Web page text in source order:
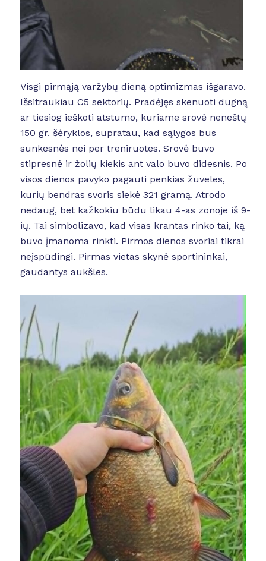
Visgi pirmąją varžybų dieną optimizmas išgaravo.
Išsitraukiau C5 sektorių. Pradėjęs skenuoti dugną
ar tiesiog ieškoti atstumo, kuriame srovė neneštų
150 gr. šėryklos, supratau, kad sąlygos bus
sunkesnės nei per treniruotes. Srovė buvo
stipresnė ir žolių kiekis ant valo buvo didesnis. Po
visos dienos pavyko pagauti penkias žuveles,
kurių bendras svoris siekė 321 gramą. Atrodo
nedaug, bet kažkokiu būdu likau 4-as zonoje iš 9-
ių. Tai simbolizavo, kad visas krantas rinko tai, ką
buvo įmanoma rinkti. Pirmos dienos svoriai tikrai
neįspūdingi. Pirmas vietas skynė sportininkai,
gaudantys aukšles.